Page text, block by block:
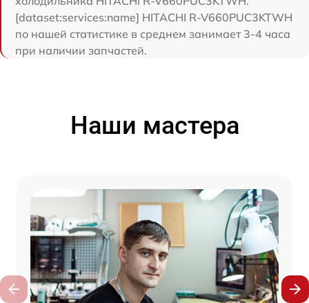
[dataset:services:name] HITACHI R-V660PUC3KTWH
по нашей статистике в среднем занимает 3-4 часа
при наличии запчастей.
Наши мастера